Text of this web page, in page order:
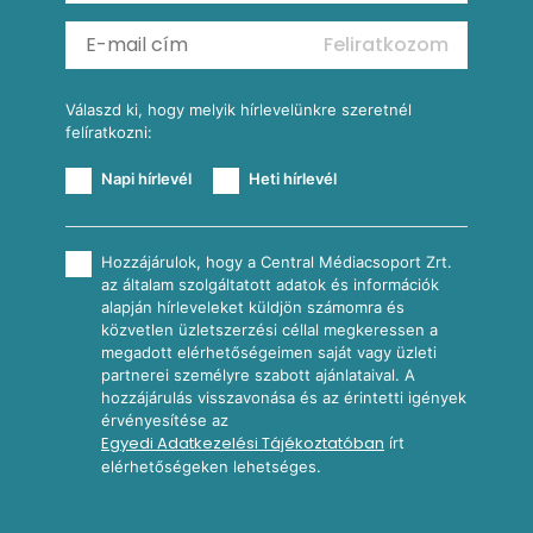
Reggeli receptek
Feliratkozom
Válaszd ki, hogy melyik hírlevelünkre szeretnél
felíratkozni:
Napi hírlevél Heti hírlevél
Hozzájárulok, hogy a Central Médiacsoport Zrt.
az általam szolgáltatott adatok és információk
alapján hírleveleket küldjön számomra és
közvetlen üzletszerzési céllal megkeressen a
megadott elérhetőségeimen saját vagy üzleti
partnerei személyre szabott ajánlataival. A
hozzájárulás visszavonása és az érintetti igények
érvényesítése az
Egyedi Adatkezelési Tájékoztatóban írt
elérhetőségeken lehetséges.